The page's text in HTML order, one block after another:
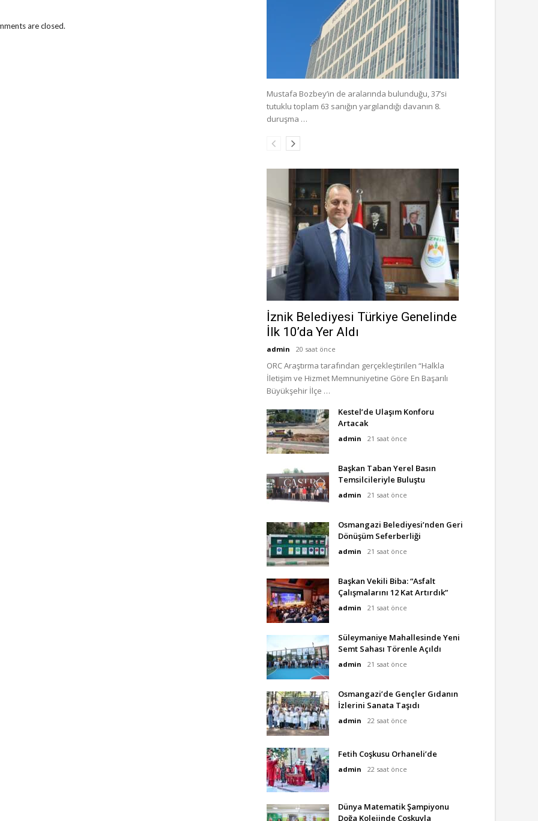
are closed.
Mustafa Bozbey’in de aralarında bulunduğu, 37’si
tutuklu toplam 63 sanığın yargılandığı davanın 8.
duruşma …
İznik Belediyesi Türkiye Genelinde
İlk 10’da Yer Aldı
admin 20 saat önce
ORC Araştırma tarafından gerçekleştirilen “Halkla
İletişim ve Hizmet Memnuniyetine Göre En Başarılı
Büyükşehir İlçe …
Kestel’de Ulaşım Konforu
Artacak
admin 21 saat önce
Başkan Taban Yerel Basın
Temsilcileriyle Buluştu
admin 21 saat önce
Osmangazi Belediyesi’nden Geri
Dönüşüm Seferberliği
admin 21 saat önce
Başkan Vekili Biba: “Asfalt
Çalışmalarını 12 Kat Artırdık”
admin 21 saat önce
Süleymaniye Mahallesinde Yeni
Semt Sahası Törenle Açıldı
admin 21 saat önce
Osmangazi’de Gençler Gıdanın
İzlerini Sanata Taşıdı
admin 22 saat önce
Fetih Coşkusu Orhaneli’de
admin 22 saat önce
Dünya Matematik Şampiyonu
Doğa Kolejinde Coşkuyla